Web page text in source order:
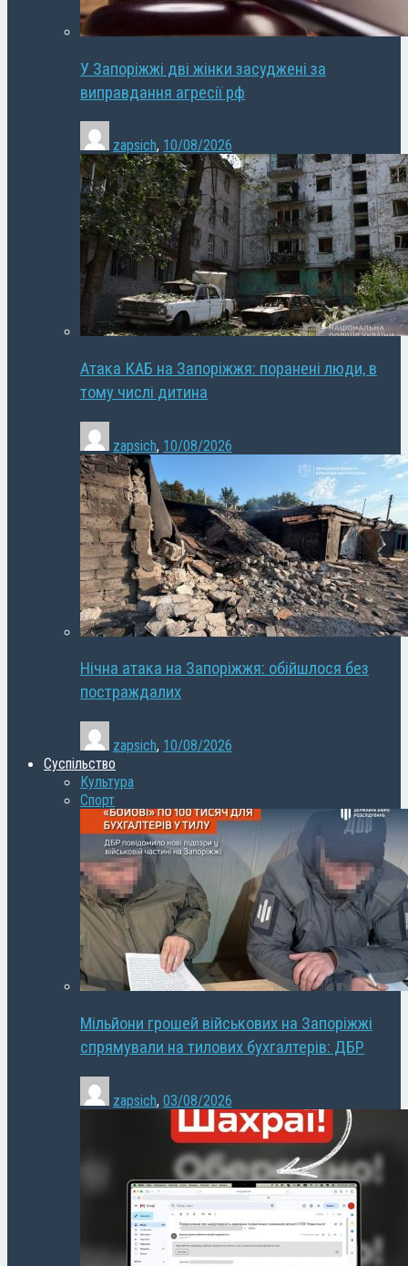
У Запоріжжі дві жінки засуджені за
виправдання агресії рф
zapsich, 10/08/2026
Атака КАБ на Запоріжжя: поранені люди, в
тому числі дитина
zapsich, 10/08/2026
Нічна атака на Запоріжжя: обійшлося без
постраждалих
zapsich, 10/08/2026
Суспільство
Культура
Спорт
Мільйони грошей військових на Запоріжжі
спрямували на тилових бухгалтерів: ДБР
zapsich, 03/08/2026